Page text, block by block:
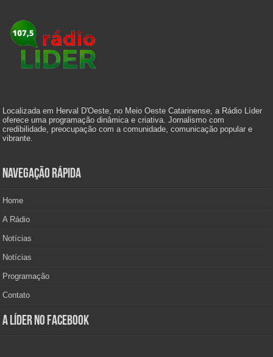
Localizada em Herval D'Oeste, no Meio Oeste Catarinense, a Rádio Líder
oferece uma programação dinâmica e criativa. Jornalismo com
credibilidade, preocupação com a comunidade, comunicação popular e
vibrante.
Navegação Rápida
Home
A Rádio
Notícias
Notícias
Programação
Contato
A Líder no Facebook